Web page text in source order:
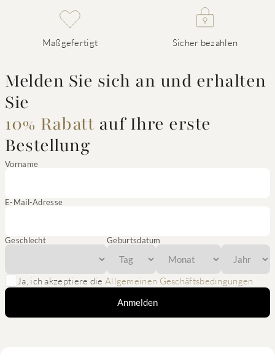
Maßgefertigt Sicher bezahlen
Melden Sie sich an und erhalten
Sie
10% Rabatt auf Ihre erste
Bestellung
Vorname
E-Mail-Adresse
Geschlecht Geburtsdatum
Ja, ich akzeptiere die Allgemeinen Geschäftsbedingungen
Anmelden